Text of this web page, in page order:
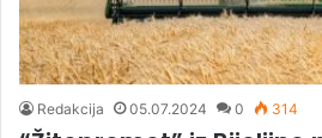
Redakcija 05.07.2024 0 314